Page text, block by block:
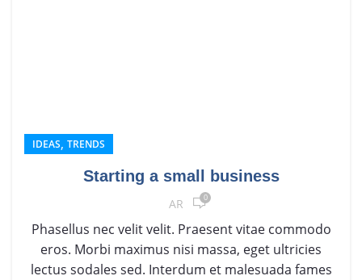
IDEAS, TRENDS
Starting a small business
AR 0
Phasellus nec velit velit. Praesent vitae commodo
eros. Morbi maximus nisi massa, eget ultricies
lectus sodales sed. Interdum et malesuada fames